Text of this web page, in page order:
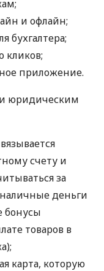
и офлайн;
бухгалтера;
кликов;
приложение.
юридическим
счету и
за
деньги
бонусы
товаров в
карта, которую